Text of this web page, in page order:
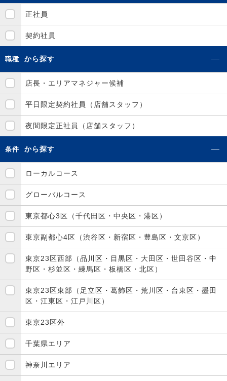
正社員
契約社員
職種 から探す
店長・エリアマネジャー候補
平日限定契約社員（店舗スタッフ）
夜間限定正社員（店舗スタッフ）
条件 から探す
ローカルコース
グローバルコース
東京都心3区（千代田区・中央区・港区）
東京副都心4区（渋谷区・新宿区・豊島区・文京区）
東京23区西部（品川区・目黒区・大田区・世田谷区・中
野区・杉並区・練馬区・板橋区・北区）
東京23区東部（足立区・葛飾区・荒川区・台東区・墨田
区・江東区・江戸川区）
東京23区外
千葉県エリア
神奈川エリア